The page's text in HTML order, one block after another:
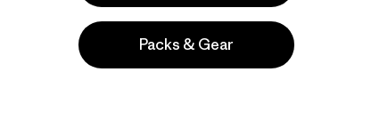
Packs & Gear